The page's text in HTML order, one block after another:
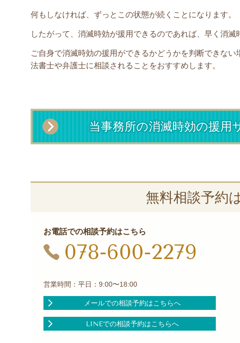
何もしなければ、ずっとこの状態が続くことになります。
したがって、消滅時効が援用できるのであれば、早く消
ご自身で消滅時効の援用ができるかどうかを判断できな
法書士や弁護士に相談されることをおすすめします。
当事務所の消滅時効の援用
無料相談予約
お電話での相談予約はこちら
078-600-2279
営業時間：平日：9:00〜18:00
メールでの相談予約はこちらへ
LINEでの相談予約はこちらへ